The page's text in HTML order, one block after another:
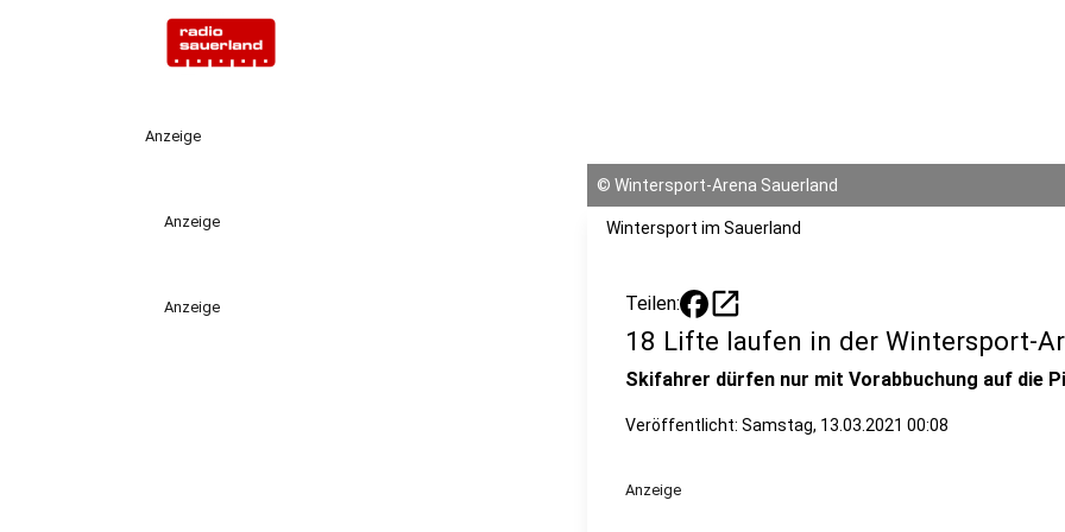
Anzeige
Anzeige
Anzeige
© Wintersport-Arena Sauerland
Wintersport im Sauerland
Teilen: open_in_new
18 Lifte laufen in der Wintersport-
Skifahrer dürfen nur mit Vorabbuchung auf die
Veröffentlicht: Samstag, 13.03.2021 00:08
Anzeige